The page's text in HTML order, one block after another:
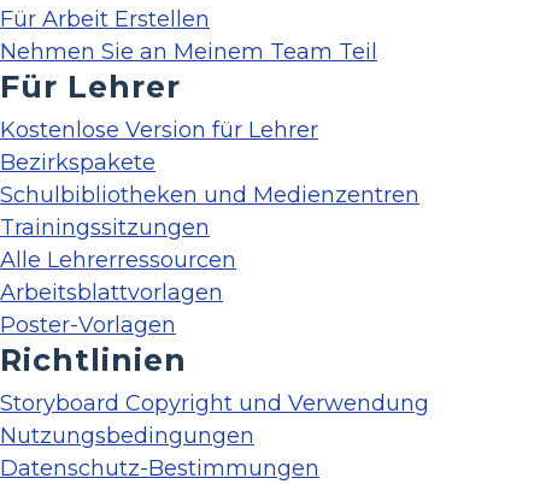
Für Arbeit Erstellen
Nehmen Sie an Meinem Team Teil
Für Lehrer
Kostenlose Version für Lehrer
Bezirkspakete
Schulbibliotheken und Medienzentren
Trainingssitzungen
Alle Lehrerressourcen
Arbeitsblattvorlagen
Poster-Vorlagen
Richtlinien
Storyboard Copyright und Verwendung
Nutzungsbedingungen
Datenschutz-Bestimmungen